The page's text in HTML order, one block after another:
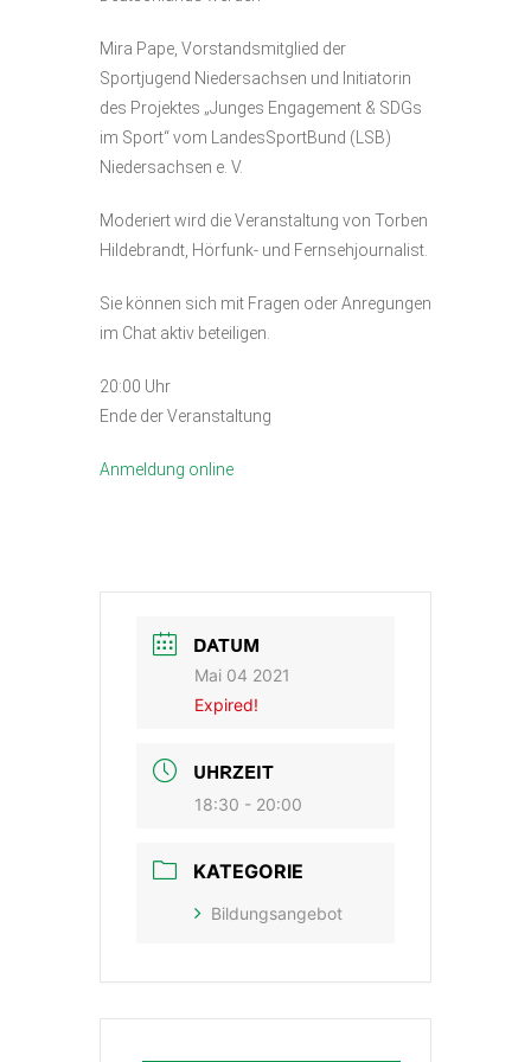
Mira Pape, Vorstandsmitglied der
Sportjugend Niedersachsen und Initiatorin
des Projektes „Junges Engagement & SDGs
im Sport“ vom LandesSportBund (LSB)
Niedersachsen e. V.
Moderiert wird die Veranstaltung von Torben
Hildebrandt, Hörfunk- und Fernsehjournalist.
Sie können sich mit Fragen oder Anregungen
im Chat aktiv beteiligen.
20:00 Uhr
Ende der Veranstaltung
Anmeldung online
DATUM
Mai 04 2021
Expired!
UHRZEIT
18:30 - 20:00
KATEGORIE
Bildungsangebot